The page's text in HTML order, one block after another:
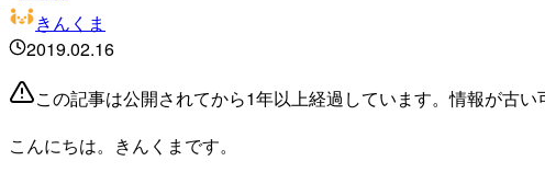
きんくま
2019.02.16
この記事は公開されてから1年以上経過しています。情報が古い
こんにちは。きんくまです。